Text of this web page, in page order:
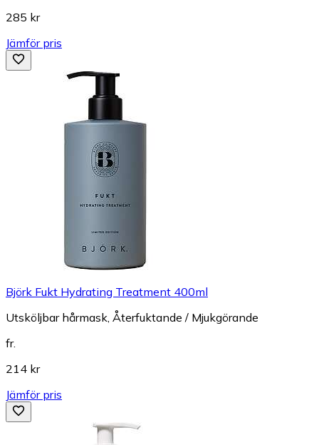
285 kr
Jämför pris
Björk Fukt Hydrating Treatment 400ml
Utsköljbar hårmask, Återfuktande / Mjukgörande
fr.
214 kr
Jämför pris